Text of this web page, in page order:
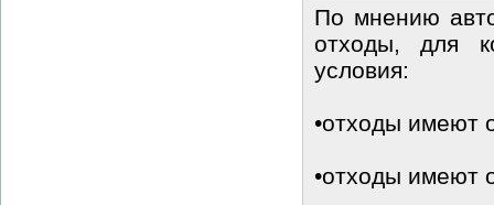
По мнению
отходы, для
условия:
•отходы имеют
•отходы имеют